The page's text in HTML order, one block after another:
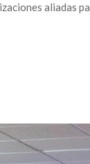
aliadas